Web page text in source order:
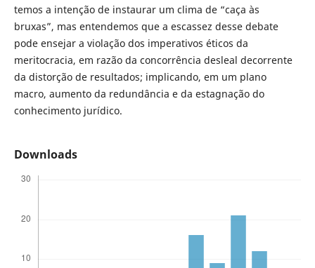
temos a intenção de instaurar um clima de “caça às
bruxas”, mas entendemos que a escassez desse debate
pode ensejar a violação dos imperativos éticos da
meritocracia, em razão da concorrência desleal decorrente
da distorção de resultados; implicando, em um plano
macro, aumento da redundância e da estagnação do
conhecimento jurídico.
Downloads